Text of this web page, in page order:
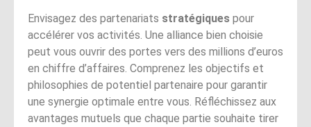
Envisagez des partenariats stratégiques pour
accélérer vos activités. Une alliance bien choisie
peut vous ouvrir des portes vers des millions d’euros
en chiffre d’affaires. Comprenez les objectifs et
philosophies de potentiel partenaire pour garantir
une synergie optimale entre vous. Réfléchissez aux
avantages mutuels que chaque partie souhaite tirer